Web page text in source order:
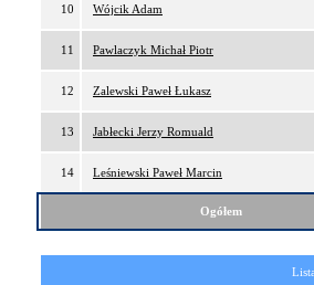
10 Wójcik Adam
11 Pawlaczyk Michał Piotr
12 Zalewski Paweł Łukasz
13 Jabłecki Jerzy Romuald
14 Leśniewski Paweł Marcin
Ogółem